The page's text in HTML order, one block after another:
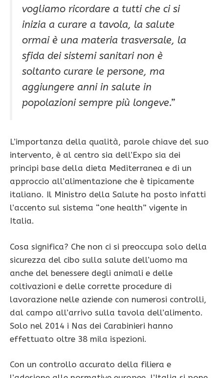
vogliamo ricordare a tutti che ci si
inizia a curare a tavola, la salute
ormai è una materia trasversale, la
sfida dei sistemi sanitari non è
soltanto curare le persone, ma
aggiungere anni in salute in
popolazioni sempre più longeve.”
L’importanza della qualità, parole chiave del suo
intervento, è al centro sia dell’Expo sia dei
principi base della dieta Mediterranea e di un
approccio all’alimentazione che è tipicamente
italiano. Il Ministro della Salute ha posto infatti
l’accento sul sistema “one health” vigente in
Italia.
Cosa significa? Che non ci si preoccupa solo della
sicurezza del cibo sulla salute dell’uomo ma
anche del benessere degli animali e delle
coltivazioni e delle corrette procedure di
lavorazione nelle aziende con numerosi controlli,
dal campo all’arrivo sulla tavola dell’alimento.
Solo nel 2014 i Nas dei Carabinieri hanno
effettuato oltre 38 mila ispezioni.
Con un controllo accurato della filiera e